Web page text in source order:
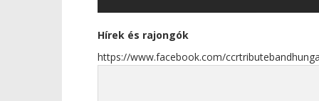
Hírek és rajongók
https://www.facebook.com/